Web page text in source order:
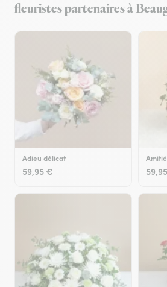
fleuristes partenaires à
Adieu délicat
59,95 €